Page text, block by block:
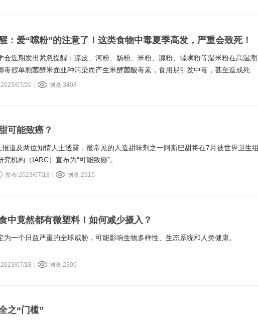
：爱“嗦粉”的注意了！这类食物中毒夏季高发，严重会致死！
会近期发出紧急提醒：凉皮、河粉、肠粉、米粉、濑粉、螺蛳粉等湿米粉在高温潮
毒假单胞菌酵米面亚种污染而产生米酵菌酸毒素，食用易引发中毒，甚至造成死
07/20 浏览:3408
可能致癌？
道及两位知情人士透露，最常见的人造甜味剂之一阿斯巴甜将在7月被世界卫生组
机构（IARC）宣布为“可能致癌”。
发布:2023/07/18 浏览:2315
中竟然都有微塑料！如何减少摄入？
为一个日益严重的全球威胁，可能影响生物多样性、生态系统和人类健康。
07/18 浏览:2305
之“门槛”